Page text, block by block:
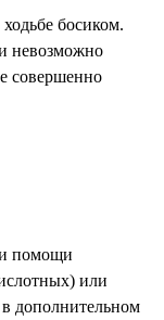
босиком.
невозможно
совершенно
помощи
или
дополнительном